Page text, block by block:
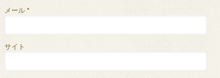
メール *
サイト